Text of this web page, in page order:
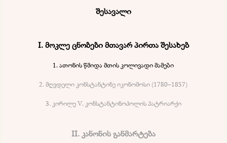
შესავალი
I. მოკლე ცნობები მთავარ პირთა შესახებ
1. ათონის წმიდა მთის კოლივადი მამები
2. მღვდელი კონსტანტინე იკონომოსი (1780–1857)
3. კირილე V, კონსტანტინოპოლის პატრიარქი
II. კანონის განმარტება